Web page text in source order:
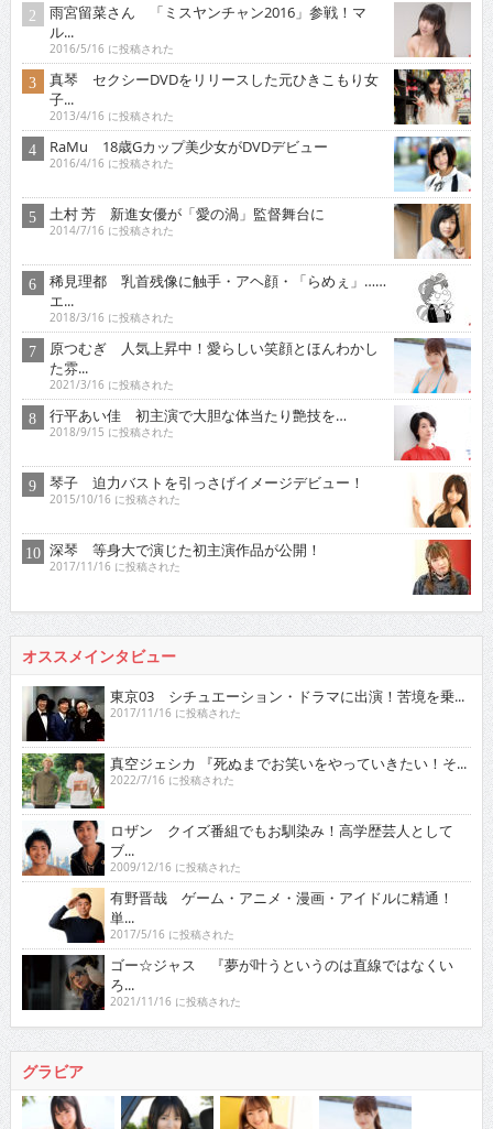
雨宮留菜さん 「ミスヤンチャン2016」参戦！マ
ル...
2016/5/16 に投稿された
真琴 セクシーDVDをリリースした元ひきこもり女
子...
2013/4/16 に投稿された
RaMu 18歳Gカップ美少女がDVDデビュー
2016/4/16 に投稿された
土村 芳 新進女優が「愛の渦」監督舞台に
2014/7/16 に投稿された
稀見理都 乳首残像に触手・アヘ顔・「らめぇ」……
エ...
2018/3/16 に投稿された
原つむぎ 人気上昇中！愛らしい笑顔とほんわかし
た雰...
2021/3/16 に投稿された
行平あい佳 初主演で大胆な体当たり艶技を…
2018/9/15 に投稿された
琴子 迫力バストを引っさげイメージデビュー！
2015/10/16 に投稿された
深琴 等身大で演じた初主演作品が公開！
2017/11/16 に投稿された
オススメインタビュー
東京03 シチュエーション・ドラマに出演！苦境を乗...
2017/11/16 に投稿された
真空ジェシカ 『死ぬまでお笑いをやっていきたい！そ...
2022/7/16 に投稿された
ロザン クイズ番組でもお馴染み！高学歴芸人として
ブ...
2009/12/16 に投稿された
有野晋哉 ゲーム・アニメ・漫画・アイドルに精通！
単...
2017/5/16 に投稿された
ゴー☆ジャス 『夢が叶うというのは直線ではなくい
ろ...
2021/11/16 に投稿された
グラビア